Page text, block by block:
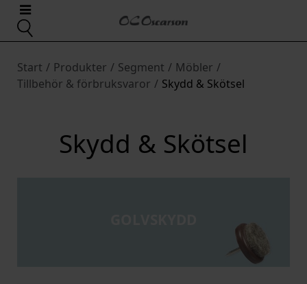
Start / Produkter / Segment / Möbler /
Tillbehör & förbruksvaror / Skydd & Skötsel
Skydd & Skötsel